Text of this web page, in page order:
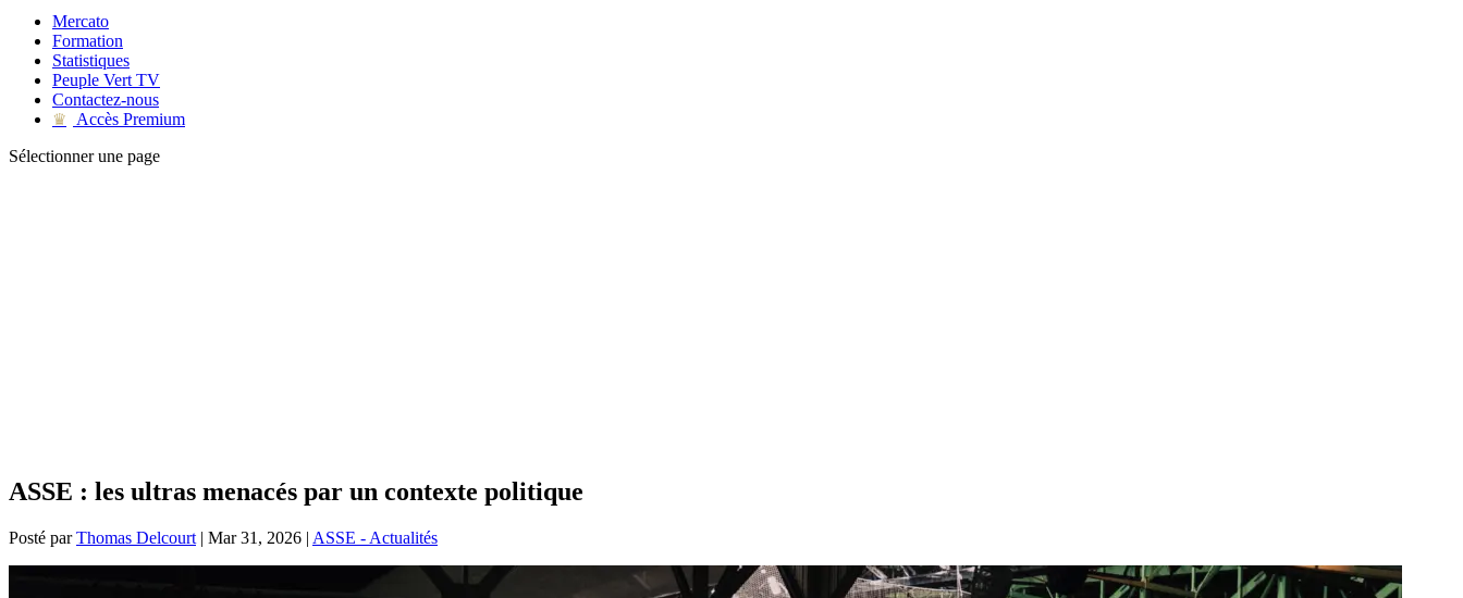
Mercato
Formation
Statistiques
Peuple Vert TV
Contactez-nous
♛
Accès Premium
Sélectionner une page
ASSE : les ultras menacés par un contexte politique
Posté parThomas Delcourt | Mar 31, 2026 | ASSE - Actualités